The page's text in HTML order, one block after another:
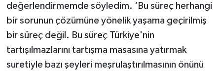
değerlendirmemde söyledim. ‘Bu süreç herhangi
bir sorunun çözümüne yönelik yaşama geçirilmiş
bir süreç değil. Bu süreç Türkiye'nin
tartışılmazlarını tartışma masasına yatırmak
suretiyle bazı şeyleri meşrulaştırılmasının önünü